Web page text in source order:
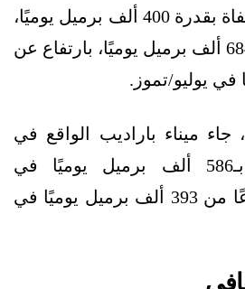
للطاقة الروسية مصفاة بقدرة 400 ألف برميل يوميًا،
المركز الثاني، عند 684 ألف برميل يوميًا، بارتفاع عن
جاء ميناء باراديب الواقع في
الساحل الشرقي بـ586 ألف برميل يوميًا في
أغسطس/آب، ارتفاعًا من 393 ألف برميل يوميًا في